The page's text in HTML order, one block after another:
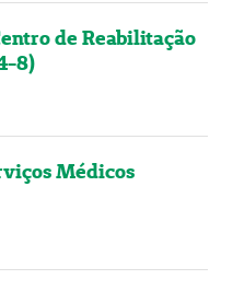
de Reabilitação
8)
Médicos